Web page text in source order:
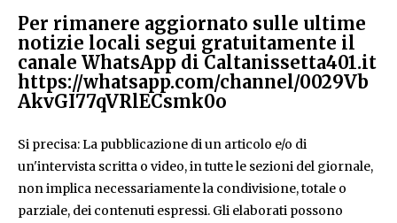
Per rimanere aggiornato sulle ultime
notizie locali segui gratuitamente il
canale WhatsApp di Caltanissetta401.it
https://whatsapp.com/channel/0029Vb
AkvGI77qVRlECsmk0o
Si precisa: La pubblicazione di un articolo e/o di
un'intervista scritta o video, in tutte le sezioni del giornale,
non implica necessariamente la condivisione, totale o
parziale, dei contenuti espressi. Gli elaborati possono